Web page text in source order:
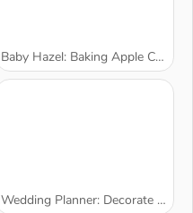
Baby Hazel: Baking Apple Cake
Wedding Planner: Decorate the Perfect Wedding